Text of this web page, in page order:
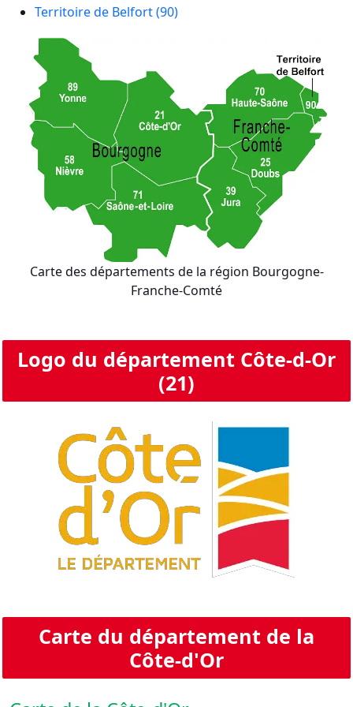
Territoire de Belfort (90)
Carte des départements de la région Bourgogne-
Franche-Comté
Logo du département Côte-d-Or
(21)
Carte du département de la
Côte-d'Or